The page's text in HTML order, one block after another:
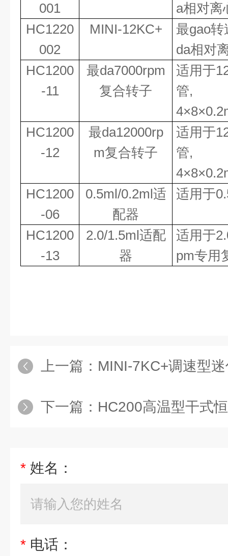
001
a相对离
HC1220
002
MINI-12KC+ 最gao转
da相对
HC1200
-11
最da7000rpm
复合转子
适用于
管,
4×8×
HC1200
-12
最da12000rp
m复合转子
适用于
管,
4×8×
HC1200
-06
0.5ml/0.2ml适
配器
适用于
HC1200
-13
2.0/1.5ml适配
器
适用于
pm专用
上一篇： MINI-7KC+调速型
下一篇： HC200高温型干式
* 姓名：
* 电话：